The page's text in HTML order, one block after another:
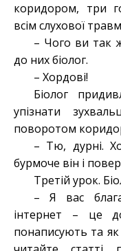
коридором, три
всім слухової
– Чого ви так
до них біолог.
– Хордові!
Біолог
упізнати
поворотом
– Тю, дурні.
бурмоче він і
Третій урок.
– Я вас
інтернет – це
понаписують та